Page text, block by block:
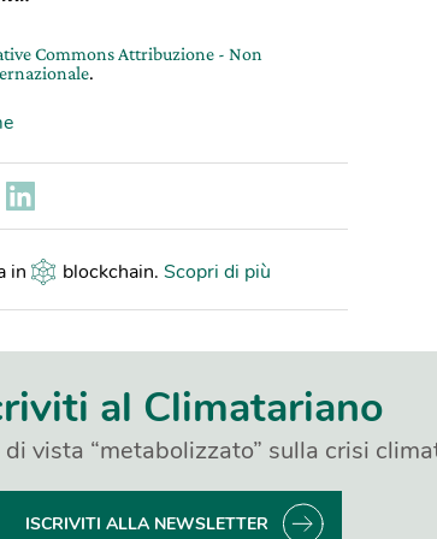
Commons Attribuzione - Non
.
in blockchain. Scopri di più
al Climatariano
vista “metabolizzato” sulla crisi
ISCRIVITI ALLA NEWSLETTER